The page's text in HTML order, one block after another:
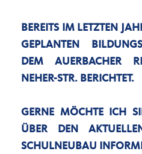
BEREITS IM LETZTEN
GEPLANTEN
DEM AUERBACHER
NEHER-STR. BERICHTET.
GERNE MÖCHTE ICH
ÜBER DEN
SCHULNEUBAU